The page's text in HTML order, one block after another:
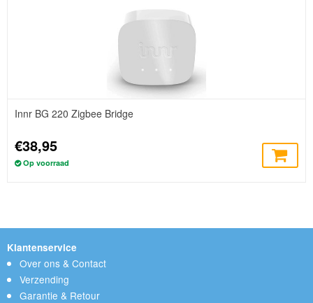
Innr BG 220 Zigbee Bridge
€38,95
Op voorraad
Klantenservice
Over ons & Contact
Verzending
Garantie & Retour